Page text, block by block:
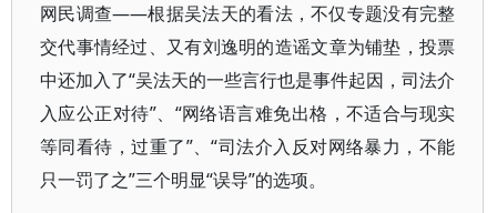
网民调查——根据吴法天的看法，不仅专题没有完整
交代事情经过、又有刘逸明的造谣文章为铺垫，投票
中还加入了“吴法天的一些言行也是事件起因，司法介
入应公正对待”、“网络语言难免出格，不适合与现实
等同看待，过重了”、“司法介入反对网络暴力，不能
只一罚了之”三个明显“误导”的选项。